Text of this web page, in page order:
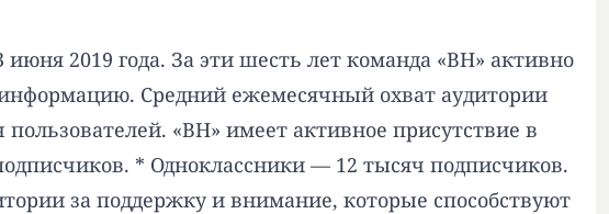
2019 года. За эти шесть лет команда «ВН» активно
Средний ежемесячный охват аудитории
«ВН» имеет активное присутствие в
* Одноклассники — 12 тысяч подписчиков.
за поддержку и внимание, которые способствуют